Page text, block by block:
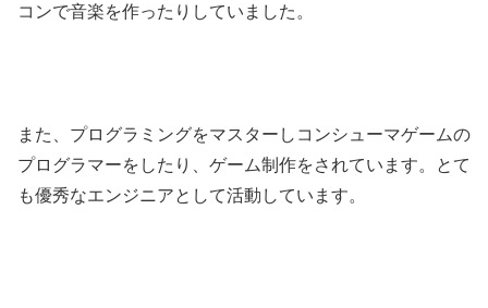
コンで音楽を作ったりしていました。
また、プログラミングをマスターしコンシューマゲームの
プログラマーをしたり、ゲーム制作をされています。とて
も優秀なエンジニアとして活動しています。